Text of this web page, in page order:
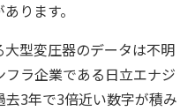
ります。
型変圧器のデータは不明
ラ企業である日立エナジ
3年で3倍近い数字が積み